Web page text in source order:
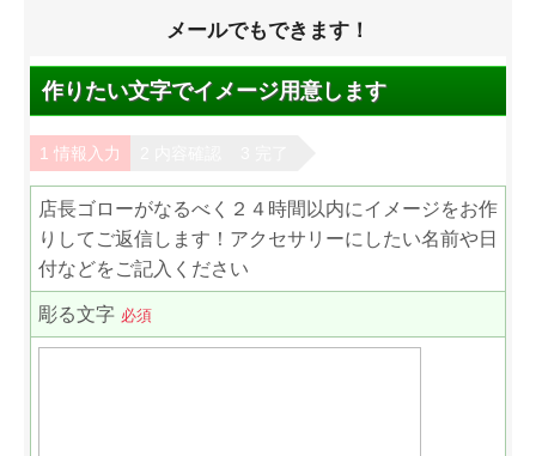
メールでもできます！